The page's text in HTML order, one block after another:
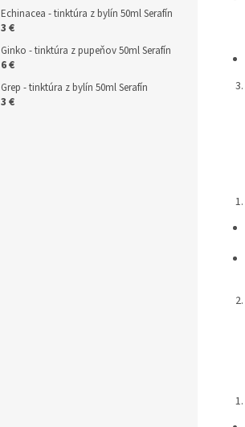
Echinacea - tinktúra z bylín 50ml Serafín
3 €
Ginko - tinktúra z pupeňov 50ml Serafín
6 €
Grep - tinktúra z bylín 50ml Serafín
3 €